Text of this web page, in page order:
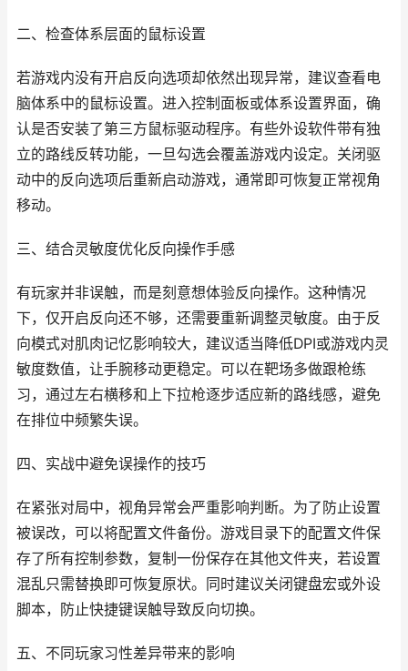
二、检查体系层面的鼠标设置
若游戏内没有开启反向选项却依然出现异常，建议查看电
脑体系中的鼠标设置。进入控制面板或体系设置界面，确
认是否安装了第三方鼠标驱动程序。有些外设软件带有独
立的路线反转功能，一旦勾选会覆盖游戏内设定。关闭驱
动中的反向选项后重新启动游戏，通常即可恢复正常视角
移动。
三、结合灵敏度优化反向操作手感
有玩家并非误触，而是刻意想体验反向操作。这种情况
下，仅开启反向还不够，还需要重新调整灵敏度。由于反
向模式对肌肉记忆影响较大，建议适当降低DPI或游戏内灵
敏度数值，让手腕移动更稳定。可以在靶场多做跟枪练
习，通过左右横移和上下拉枪逐步适应新的路线感，避免
在排位中频繁失误。
四、实战中避免误操作的技巧
在紧张对局中，视角异常会严重影响判断。为了防止设置
被误改，可以将配置文件备份。游戏目录下的配置文件保
存了所有控制参数，复制一份保存在其他文件夹，若设置
混乱只需替换即可恢复原状。同时建议关闭键盘宏或外设
脚本，防止快捷键误触导致反向切换。
五、不同玩家习性差异带来的影响